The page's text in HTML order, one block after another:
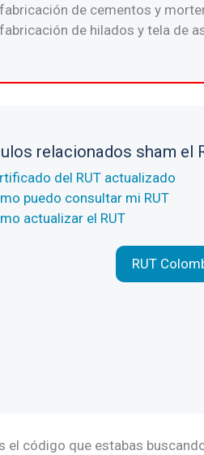
de cementos y
de hilados y tela de
relacionados sham el
del RUT actualizado
puedo consultar mi RUT
actualizar el RUT
RUT
el código que estabas